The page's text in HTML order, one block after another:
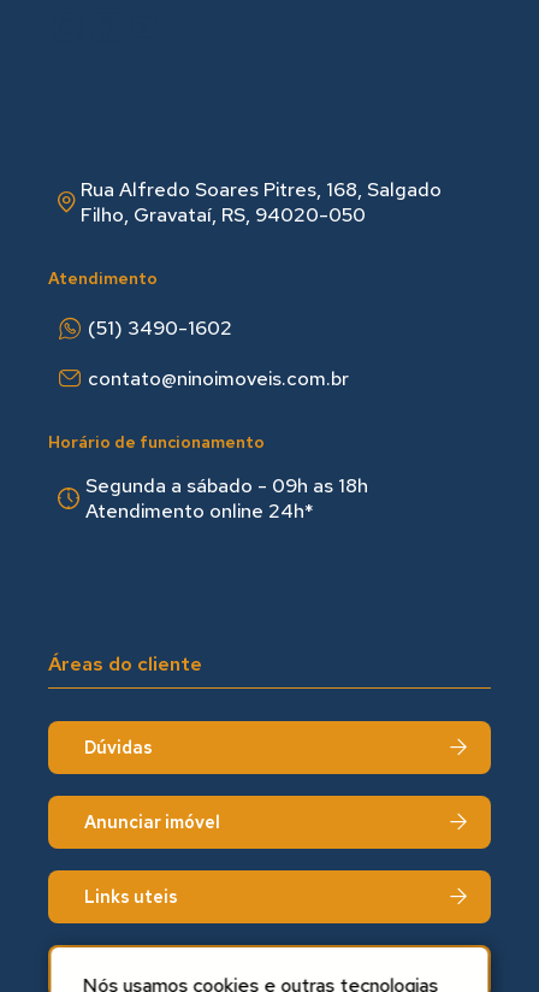
Rua Alfredo Soares Pitres, 168, Salgado
Filho, Gravataí, RS, 94020-050
Atendimento
(51) 3490-1602
contato@ninoimoveis.com.br
Horário de funcionamento
Segunda a sábado - 09h as 18hㅤㅤ
Atendimento online 24h*
Áreas do cliente
Dúvidas
Anunciar imóvel
Links uteis
Nós usamos cookies e outras tecnologias